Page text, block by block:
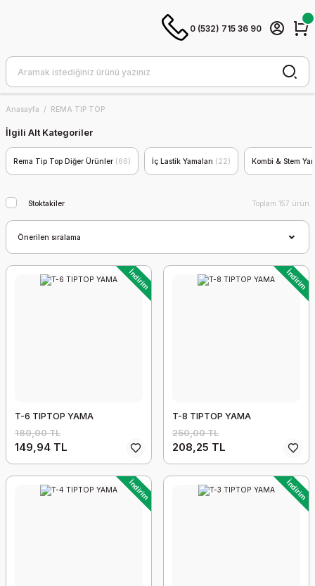
0 (532) 715 36 90
Anasayfa REMA TIP TOP
İlgili Alt Kategoriler
Rema Tip Top Diğer Ürünler (66) İç Lastik Yamaları (22) Kombi & Stem
Stoktakiler Toplam 157 ürün
İndirim
T-6 TIPTOP YAMA
180,00 TL
149,94 TL
İndirim
T-8 TIPTOP YAMA
250,00 TL
208,25 TL
İndirim İndirim